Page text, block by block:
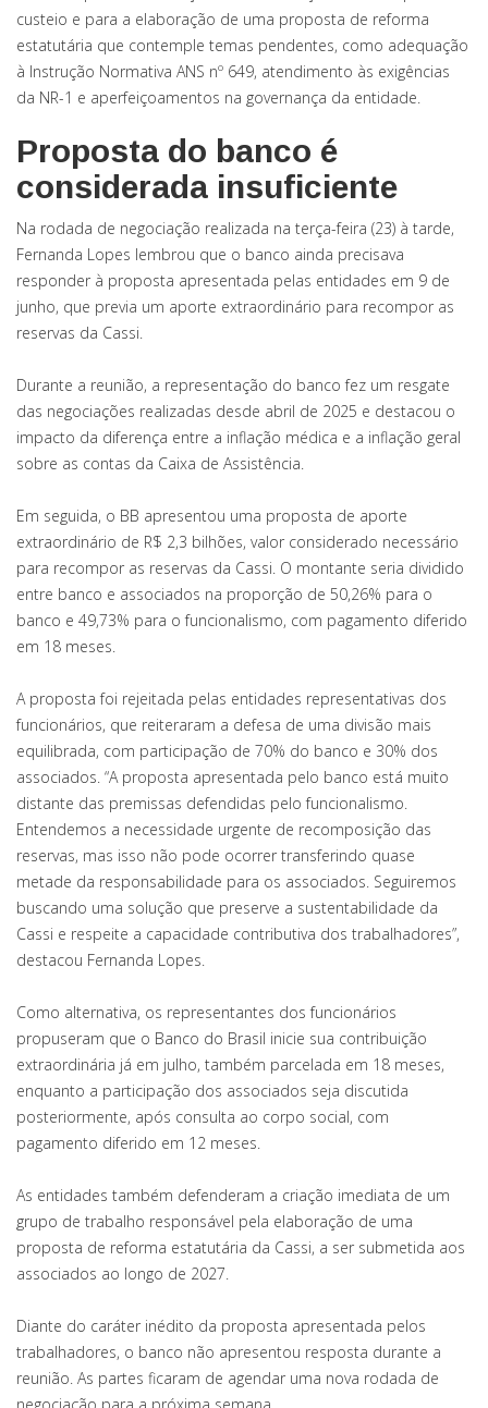
custeio e para a elaboração de uma proposta de reforma
estatutária que contemple temas pendentes, como adequação
à Instrução Normativa ANS nº 649, atendimento às exigências
da NR-1 e aperfeiçoamentos na governança da entidade.
Proposta do banco é
considerada insuficiente
Na rodada de negociação realizada na terça-feira (23) à tarde,
Fernanda Lopes lembrou que o banco ainda precisava
responder à proposta apresentada pelas entidades em 9 de
junho, que previa um aporte extraordinário para recompor as
reservas da Cassi.
Durante a reunião, a representação do banco fez um resgate
das negociações realizadas desde abril de 2025 e destacou o
impacto da diferença entre a inflação médica e a inflação geral
sobre as contas da Caixa de Assistência.
Em seguida, o BB apresentou uma proposta de aporte
extraordinário de R$ 2,3 bilhões, valor considerado necessário
para recompor as reservas da Cassi. O montante seria dividido
entre banco e associados na proporção de 50,26% para o
banco e 49,73% para o funcionalismo, com pagamento diferido
em 18 meses.
A proposta foi rejeitada pelas entidades representativas dos
funcionários, que reiteraram a defesa de uma divisão mais
equilibrada, com participação de 70% do banco e 30% dos
associados. “A proposta apresentada pelo banco está muito
distante das premissas defendidas pelo funcionalismo.
Entendemos a necessidade urgente de recomposição das
reservas, mas isso não pode ocorrer transferindo quase
metade da responsabilidade para os associados. Seguiremos
buscando uma solução que preserve a sustentabilidade da
Cassi e respeite a capacidade contributiva dos trabalhadores”,
destacou Fernanda Lopes.
Como alternativa, os representantes dos funcionários
propuseram que o Banco do Brasil inicie sua contribuição
extraordinária já em julho, também parcelada em 18 meses,
enquanto a participação dos associados seja discutida
posteriormente, após consulta ao corpo social, com
pagamento diferido em 12 meses.
As entidades também defenderam a criação imediata de um
grupo de trabalho responsável pela elaboração de uma
proposta de reforma estatutária da Cassi, a ser submetida aos
associados ao longo de 2027.
Diante do caráter inédito da proposta apresentada pelos
trabalhadores, o banco não apresentou resposta durante a
reunião. As partes ficaram de agendar uma nova rodada de